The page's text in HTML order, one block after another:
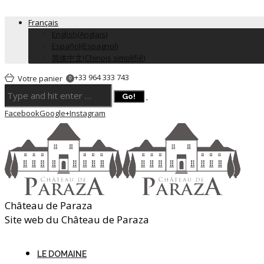
Français
English(Anglais)
Español(Espagnol)
简体中文(Chinois simplifié)
Votre panier
0 +33 964 333 743
FacebookGoogle+Instagram
Château de Paraza
Site web du Château de Paraza
LE DOMAINE